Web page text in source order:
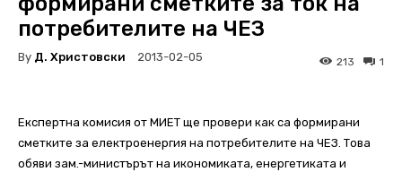
потребителите на ЧЕЗ
By Д. Христовски 2013-02-05 1
213
Експертна комисия от МИЕТ ще провери как са формирани
сметките за електроенергия на потребителите на ЧЕЗ. Това
обяви зам.-министърът на икономиката, енергетиката и